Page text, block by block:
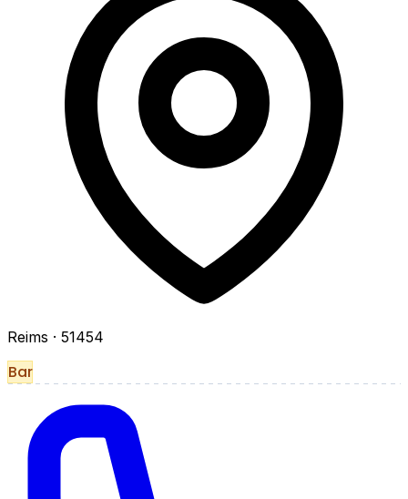
Reims · 51454
Bar